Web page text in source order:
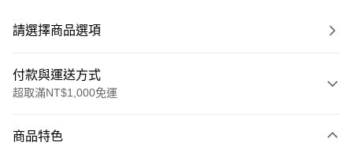
請選擇商品選項
付款與運送方式
超取滿NT$1,000免運
信用卡一次付款
商品特色